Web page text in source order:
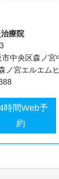
療院
中央区森ノ宮
ノ宮エルエム
時間Web予
約